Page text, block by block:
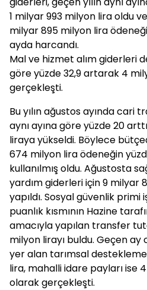
1 milyar 993 milyon lira oldu
milyar 895 milyon lira
ayda harcandı.
Mal ve hizmet alım giderleri
göre yüzde 32,9 artarak 4
gerçekleşti.
Bu yılın ağustos ayında cari
aynı ayına göre yüzde 20
liraya yükseldi. Böylece
674 milyon lira ödeneğin
kullanılmış oldu. Ağustosta
yardım giderleri için 9 milyar
yapıldı. Sosyal güvenlik primi
puanlık kısmının Hazine
amacıyla yapılan transfer
milyon lirayı buldu. Geçen
yer alan tarımsal
lira, mahalli idare payları ise
olarak gerçekleşti.